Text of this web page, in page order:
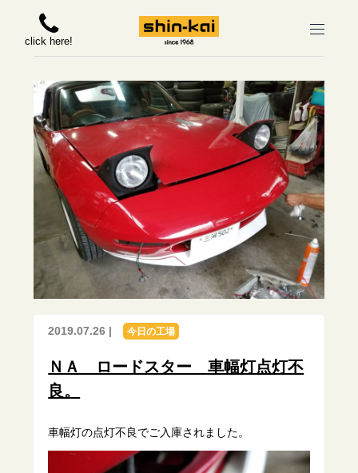
click here!
2019.07.26 | 今日の工場
ＮＡ ロードスター 車幅灯点灯不
良。
車幅灯の点灯不良でご入庫されました。